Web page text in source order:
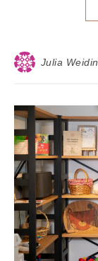
Julia